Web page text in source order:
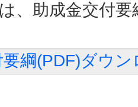
、助成金交付
要綱(PDF)ダウ